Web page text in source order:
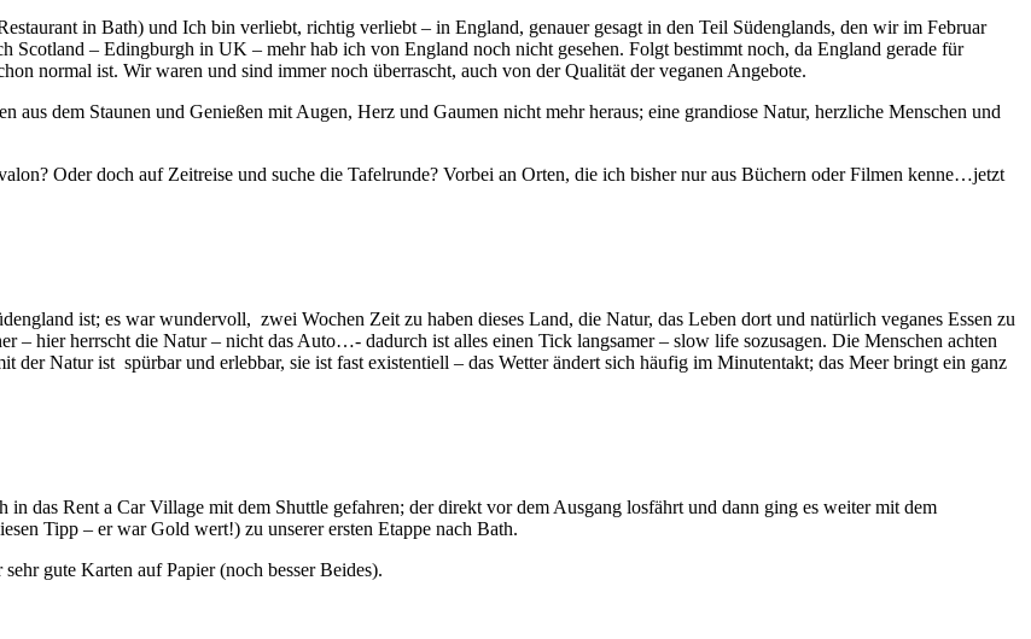
in Bath) und Ich bin verliebt, richtig verliebt – in England, genauer gesagt in den Teil Südenglands, den wir im Februar
Scotland – Edingburgh in UK – mehr hab ich von England noch nicht gesehen. Folgt bestimmt noch, da England gerade für
normal ist. Wir waren und sind immer noch überrascht, auch von der Qualität der veganen Angebote.
dem Staunen und Genießen mit Augen, Herz und Gaumen nicht mehr heraus; eine grandiose Natur, herzliche Menschen und
Oder doch auf Zeitreise und suche die Tafelrunde? Vorbei an Orten, die ich bisher nur aus Büchern oder Filmen kenne…jetzt
ist; es war wundervoll, zwei Wochen Zeit zu haben dieses Land, die Natur, das Leben dort und natürlich veganes Essen zu
– hier herrscht die Natur – nicht das Auto…- dadurch ist alles einen Tick langsamer – slow life sozusagen. Die Menschen achten
der Natur ist spürbar und erlebbar, sie ist fast existentiell – das Wetter ändert sich häufig im Minutentakt; das Meer bringt ein ganz
das Rent a Car Village mit dem Shuttle gefahren; der direkt vor dem Ausgang losfährt und dann ging es weiter mit dem
Tipp – er war Gold wert!) zu unserer ersten Etappe nach Bath.
gute Karten auf Papier (noch besser Beides).